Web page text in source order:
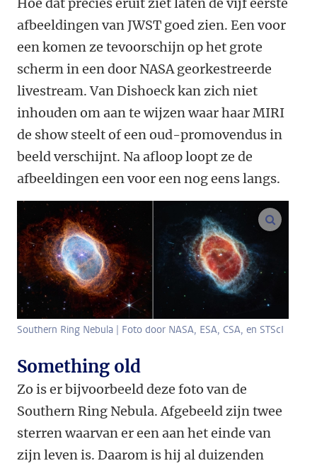
Hoe dat precies eruit ziet laten de vijf eerste
afbeeldingen van JWST goed zien. Een voor
een komen ze tevoorschijn op het grote
scherm in een door NASA georkestreerde
livestream. Van Dishoeck kan zich niet
inhouden om aan te wijzen waar haar MIRI
de show steelt of een oud-promovendus in
beeld verschijnt. Na afloop loopt ze de
afbeeldingen een voor een nog eens langs.
Southern Ring Nebula | Foto door NASA, ESA, CSA, en STScI
Something old
Zo is er bijvoorbeeld deze foto van de
Southern Ring Nebula. Afgebeeld zijn twee
sterren waarvan er een aan het einde van
zijn leven is. Daarom is hij al duizenden